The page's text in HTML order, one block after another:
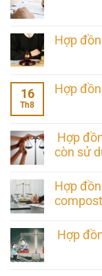
Hợp
16
Th8
Hợp
Hợp
còn sử
Hợp
compost
Hợp